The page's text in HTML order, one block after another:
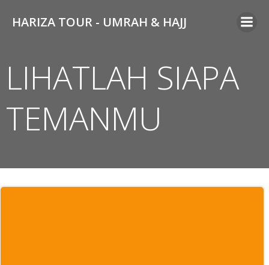
to
HARIZA TOUR - UMRAH & HAJJ
LIHATLAH SIAPA
TEMANMU